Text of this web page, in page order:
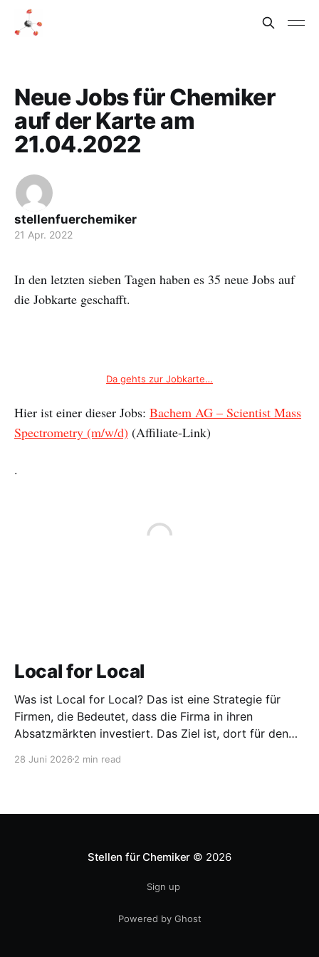
Neue Jobs für Chemiker
auf der Karte am
21.04.2022
stellenfuerchemiker
21 Apr. 2022
In den letzten sieben Tagen haben es 35 neue Jobs auf
die Jobkarte geschafft.
Da gehts zur Jobkarte…
Hier ist einer dieser Jobs: Bachem AG – Scientist Mass
Spectrometry (m/w/d) (Affiliate-Link)
.
Local for Local
Was ist Local for Local? Das ist eine Strategie für
Firmen, die Bedeutet, dass die Firma in ihren
Absatzmärkten investiert. Das Ziel ist, dort für den
entwickeln. Diese Strategie ist von Toyota bekannt,
28 Juni 2026 2 min read
Stellen für Chemiker © 2026
Sign up
Powered by Ghost